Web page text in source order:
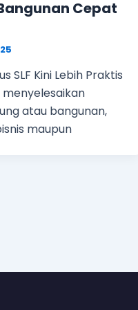
Cepat
SLF Kini Lebih Praktis
atau bangunan,
maupun